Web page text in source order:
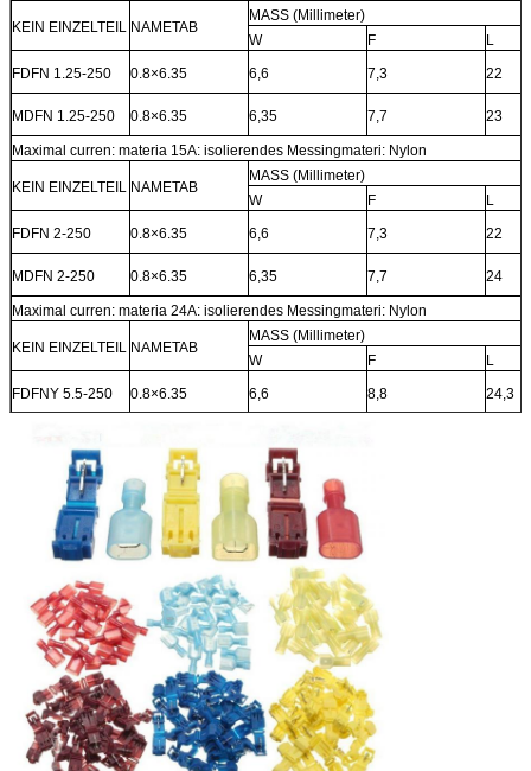
KEIN EINZELTEIL NAMETAB
MASS (Millimeter)
W
F
L
FDFN 1.25-250
0.8×6.35 6,6 7,3 22
MDFN 1.25-250 0.8×6.35 6,35 7,7 23
Maximal curren: materia 15A: isolierendes Messingmateri: Nylon
KEIN EINZELTEIL NAMETAB
MASS (Millimeter)
W
F
L
FDFN 2-250
0.8×6.35 6,6 7,3 22
MDFN 2-250 0.8×6.35 6,35 7,7 24
Maximal curren: materia 24A: isolierendes Messingmateri: Nylon
KEIN EINZELTEIL NAMETAB
MASS (Millimeter)
W
F
L
FDFNY 5.5-250
0.8×6.35 6,6 8,8 24,3